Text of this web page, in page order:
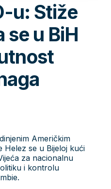
u: Stiže
se u BiH
Američkim
Helez se u Bijeloj kući
za nacionalnu
i kontrolu